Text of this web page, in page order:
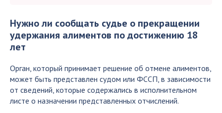
Нужно ли сообщать судье о прекращении
удержания алиментов по достижению 18
лет
Орган, который принимает решение об отмене алиментов,
может быть представлен судом или ФССП, в зависимости
от сведений, которые содержались в исполнительном
листе о назначении представленных отчислений.